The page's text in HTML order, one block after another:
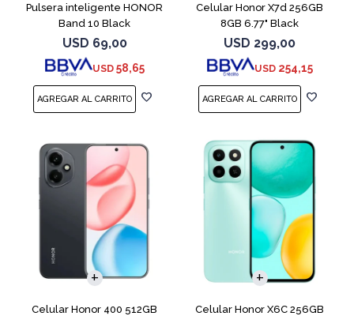
Pulsera inteligente HONOR
Band 10 Black
USD 69,00
USD 58,65
Celular Honor X7d 256GB
8GB 6.77" Black
USD 299,00
USD 254,15
Celular Honor 400 512GB
COMPARAR
Celular Honor X6C 256GB
COMPARAR